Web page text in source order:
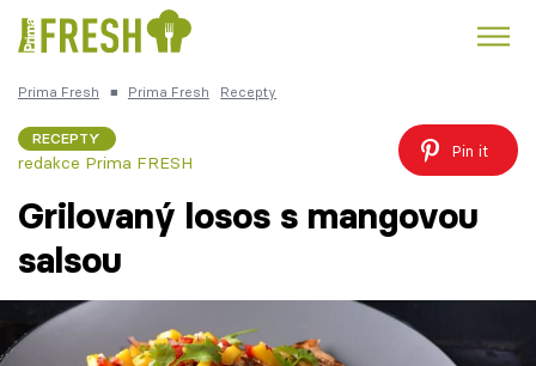
Česká kuchyně Čokoláda
Témata
Prima Fresh ■ Prima Fresh Recepty
RECEPTY
redakce Prima FRESH
Pin it
Grilovaný losos s mangovou
salsou